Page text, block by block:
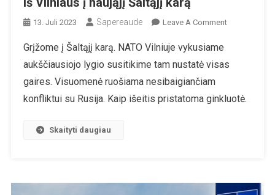
13. Juli 2023 Sapereaude Leave A CommentOn
Į
Grįžome į Šaltąjį karą. NATO Vilniuje vykusiame
aukščiausiojo lygio susitikime tam nustatė visas
gaires. Visuomenė ruošiama nesibaigiančiam
konfliktui su Rusija. Kaip išeitis pristatoma ginkluotė.
Skaityti daugiau